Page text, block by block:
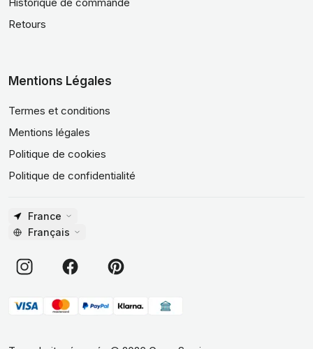
Retours
Mentions Légales
Termes et conditions
Mentions légales
Politique de cookies
Politique de confidentialité
France
Français